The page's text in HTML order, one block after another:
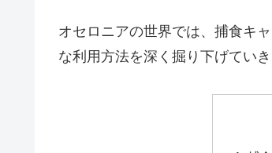
オセロニアの世界では、捕食キ
な利用方法を深く掘り下げていき